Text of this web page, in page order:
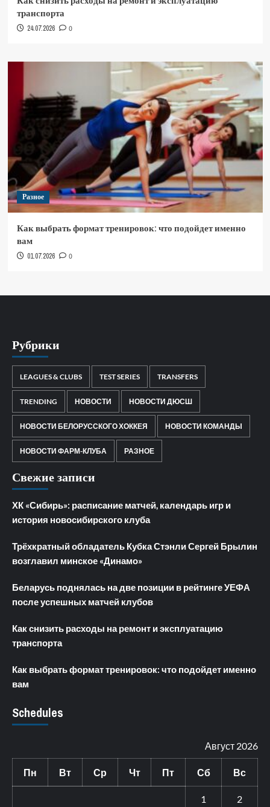
транспорта
24.07.2026 0
Разное
Как выбрать формат тренировок: что подойдет именно
вам
01.07.2026 0
Рубрики
LEAGUES & CLUBS TEST SERIES TRANSFERS
TRENDING НОВОСТИ НОВОСТИ ДЮСШ
НОВОСТИ БЕЛОРУССКОГО ХОККЕЯ НОВОСТИ КОМАНДЫ
НОВОСТИ ФАРМ-КЛУБА РАЗНОЕ
Свежие записи
ХК «Сибирь»: расписание матчей, календарь игр и
история новосибирского клуба
Трёхкратный обладатель Кубка Стэнли Сергей Брылин
возглавил минское «Динамо»
Беларусь поднялась на две позиции в рейтинге УЕФА
после успешных матчей клубов
Как снизить расходы на ремонт и эксплуатацию
транспорта
Как выбрать формат тренировок: что подойдет именно
вам
Schedules
Август 2026
Пн Вт Ср Чт Пт Сб Вс
1 2